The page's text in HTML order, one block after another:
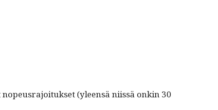
(yleen­sä niis­sä onkin 30